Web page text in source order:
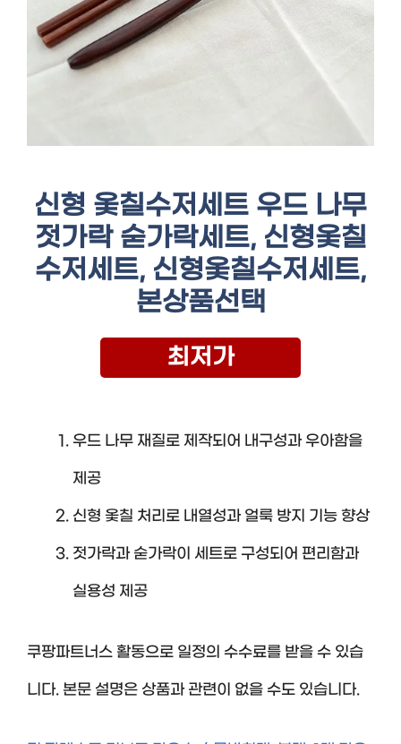
신형 옻칠수저세트 우드 나무
젓가락 숟가락세트, 신형옻칠
수저세트, 신형옻칠수저세트,
본상품선택
최저가
우드 나무 재질로 제작되어 내구성과 우아함을
제공
신형 옻칠 처리로 내열성과 얼룩 방지 기능 향상
젓가락과 숟가락이 세트로 구성되어 편리함과
실용성 제공
쿠팡파트너스 활동으로 일정의 수수료를 받을 수 있습
니다. 본문 설명은 상품과 관련이 없을 수도 있습니다.